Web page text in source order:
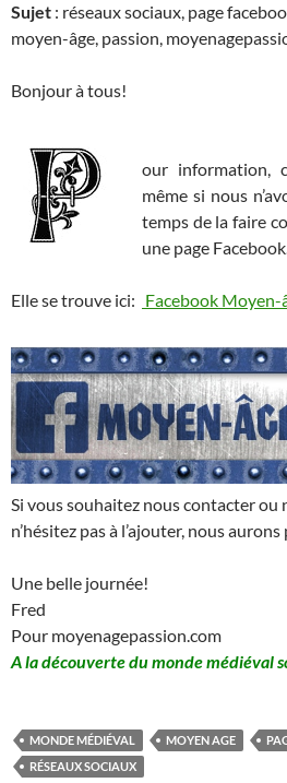
Sujet : réseaux sociaux, page
moyen-âge, passion,
Bonjour à tous!
our information,
même si nous
temps de la faire
une page Facebook.
Elle se trouve ici: Facebook Moyen-
Si vous souhaitez nous contacter ou
n’hésitez pas à l’ajouter, nous
Une belle journée!
Fred
Pour moyenagepassion.com
A la découverte du monde médiéval
MONDE MÉDIÉVAL MOYEN AGE
RÉSEAUX SOCIAUX